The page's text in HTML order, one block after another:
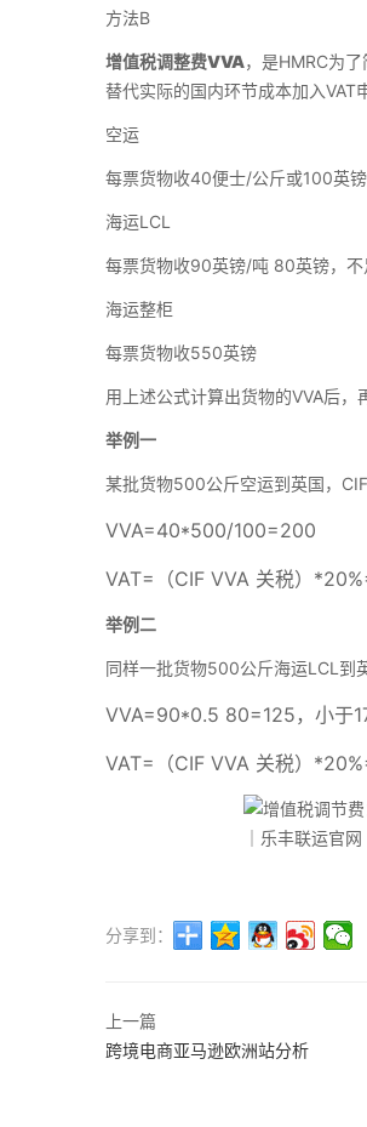
方法B
增值税调整费VVA，是HMRC为
替代实际的国内环节成本加入VAT
空运
每票货物收40便士/公斤或100英镑
海运LCL
每票货物收90英镑/吨 80英镑，不
海运整柜
每票货物收550英镑
用上述公式计算出货物的VVA后，
举例一
某批货物500公斤空运到英国，
VVA=40*500/100=200
VAT=（CIF VVA 关税）
举例二
同样一批货物500公斤海运LCL到
VVA=90*0.5 80=125，小于
VAT=（CIF VVA 关税）
分享到：
上一篇
跨境电商亚马逊欧洲站分析